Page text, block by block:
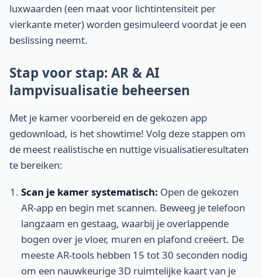
luxwaarden (een maat voor lichtintensiteit per
vierkante meter) worden gesimuleerd voordat je een
beslissing neemt.
Stap voor stap: AR & AI
lampvisualisatie beheersen
Met je kamer voorbereid en de gekozen app
gedownload, is het showtime! Volg deze stappen om
de meest realistische en nuttige visualisatieresultaten
te bereiken:
Scan je kamer systematisch: Open de gekozen
AR-app en begin met scannen. Beweeg je telefoon
langzaam en gestaag, waarbij je overlappende
bogen over je vloer, muren en plafond creëert. De
meeste AR-tools hebben 15 tot 30 seconden nodig
om een nauwkeurige 3D ruimtelijke kaart van je